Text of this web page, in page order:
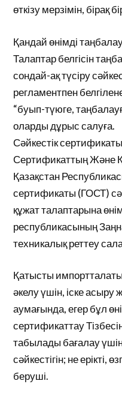
өткізу мерзімін, бірақ
Қандай өнімді
Талаптар белгісін
сондай-ақ түсіру
регламентпен
“буып-түюге,
оларды дұрыс салуға.
Сәйкестік
Сертификаттың Және
Қазақстан
сертификаты (ГОСТ)
құжат талаптарына
республикасының
техникалық реттеу
Қатысты
әкелу үшін, іске асыру
аумағында, егер бұл
сертификаттау
табылады бағалау
сәйкестігін; не ерікті,
беруші.